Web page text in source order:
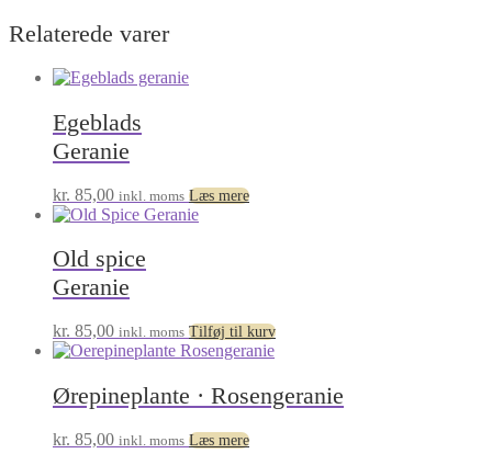
Relaterede varer
Egeblads
Geranie
kr. 85,00 inkl. moms Læs mere
Old spice
Geranie
kr. 85,00 inkl. moms Tilføj til kurv
Ørepineplante · Rosengeranie
kr. 85,00 inkl. moms Læs mere